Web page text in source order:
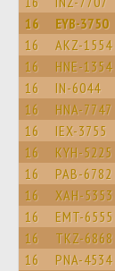
16 EYB-3750
16 AKZ-1554
16 HNE-1354
16 IN-6044
16 HNA-7747
16 IEX-3755
16 KYH-5225
16 PAB-6782
16 XAH-5353
16 EMT-6555
16 TKZ-6868
16 PNA-4534